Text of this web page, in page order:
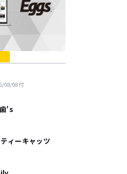
08/08付
's
ィーキャッツ